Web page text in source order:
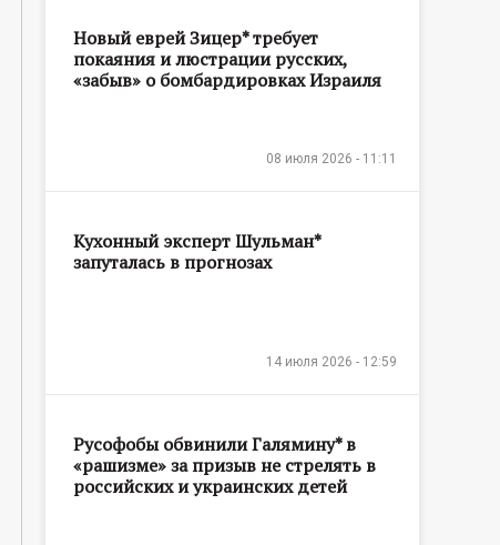
Новый еврей Зицер* требует
покаяния и люстрации русских,
«забыв» о бомбардировках Израиля
08 июля 2026 - 11:11
Кухонный эксперт Шульман*
запуталась в прогнозах
14 июля 2026 - 12:59
Русофобы обвинили Галямину* в
«рашизме» за призыв не стрелять в
российских и украинских детей